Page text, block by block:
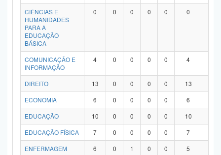
CIÊNCIAS E
HUMANIDADES
PARA A
EDUCAÇÃO
BÁSICA
0 0 0 0 0 0
COMUNICAÇÃO E
INFORMAÇÃO
4 0 0 0 0 4
DIREITO 13 0 0 0 0 13
ECONOMIA
6 0 0 0 0 6
EDUCAÇÃO
10 0 0 0 0 10
EDUCAÇÃO FÍSICA
7 0 0 0 0 7
ENFERMAGEM
6 0 1 0 0 5